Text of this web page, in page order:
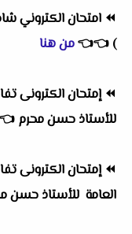
⏪ امتحان الكتروني
)
👈
👈من هنا
⏪إمتحان الكترونى
للأستاذ حسن محرم 👈
⏪إمتحان الكترونى
العامة للأستاذ حسن